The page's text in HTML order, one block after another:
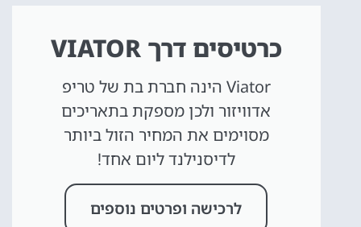
כרטיסים דרך VIATOR
Viator הינה חברת בת של טריפ
אדוויזור ולכן מספקת בתאריכים
מסוימים את המחיר הזול ביותר
לדיסנילנד ליום אחד!
לרכישה ופרטים נוספים